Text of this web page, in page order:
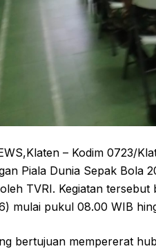
– Kodim 0723/
Piala Dunia Sepak Bola
TVRI. Kegiatan
mulai pukul 08.00 WIB
bertujuan mempererat